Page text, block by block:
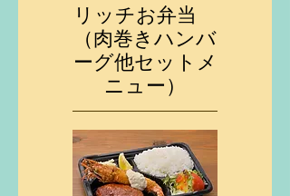
リッチお弁当
（肉巻きハンバ
ーグ他セットメ
ニュー）